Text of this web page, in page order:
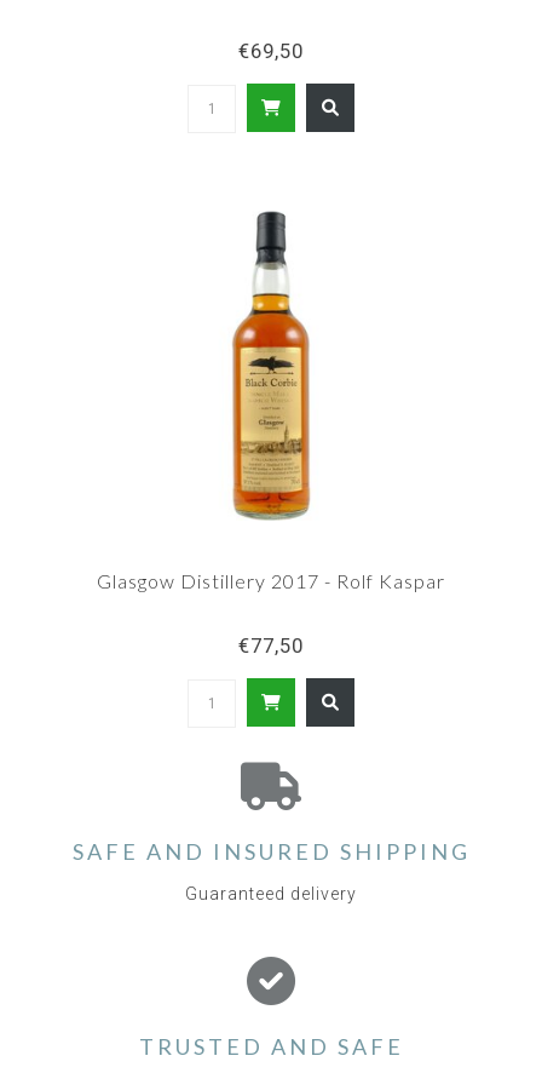
€69,50
Glasgow Distillery 2017 - Rolf Kaspar
€77,50
SAFE AND INSURED SHIPPING
Guaranteed delivery
TRUSTED AND SAFE